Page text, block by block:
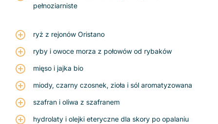
pełnoziarniste
ryż z rejonów Oristano
ryby i owoce morza z połowów od rybaków
mięso i jajka bio
miody, czarny czosnek, zioła i sól aromatyzowana
szafran i oliwa z szafranem
hydrolaty i olejki eteryczne dla skory po opalaniu